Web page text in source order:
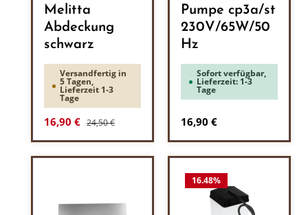
Melitta
Abdeckung
schwarz
Versandfertig in
5 Tagen,
Lieferzeit 1-3
Tage
Verkaufspreis:
16,90 € Regulärer Preis:
24,50 €
Pumpe cp3a/st
230V/65W/50
Hz
Sofort verfügbar,
Lieferzeit: 1-3
Tage
Regulärer Preis:
16,90 €
16.48%